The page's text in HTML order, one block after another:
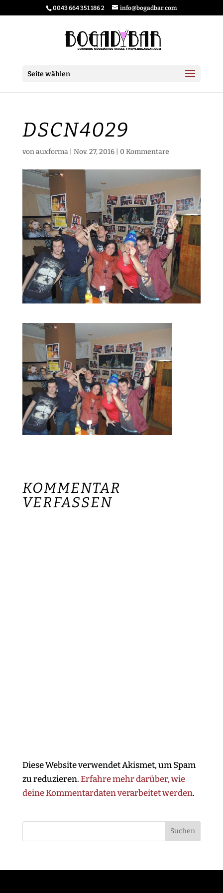
0043 664 351 186 2 info@bogadbar.com
Seite wählen
DSCN4029
vonauxforma| Nov. 27, 2016| 0 Kommentare
KOMMENTAR
VERFASSEN
Diese Website verwendet Akismet, um Spam
zu reduzieren.Erfahre mehr darüber, wie
deine Kommentardaten verarbeitet werden.